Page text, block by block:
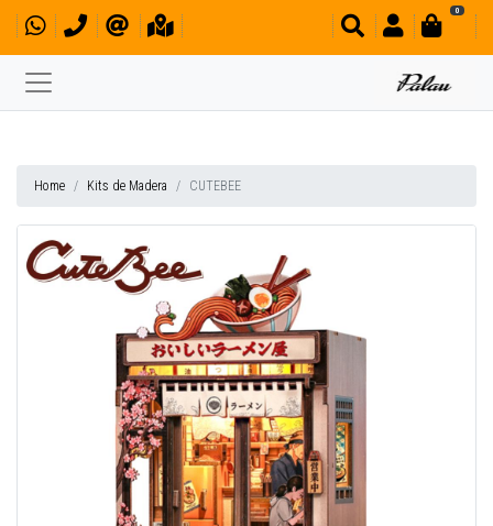
0
Home Kits de Madera CUTEBEE